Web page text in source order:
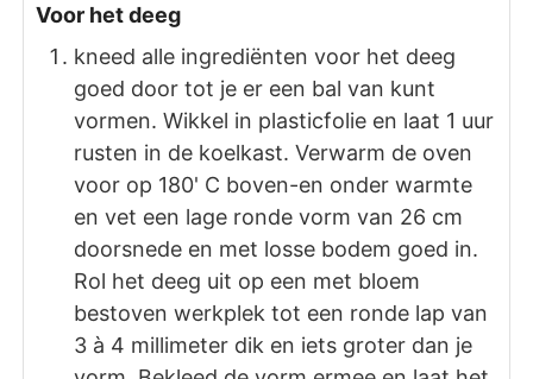
Voor het deeg
kneed alle ingrediënten voor het deeg
goed door tot je er een bal van kunt
vormen. Wikkel in plasticfolie en laat 1 uur
rusten in de koelkast. Verwarm de oven
voor op 180' C boven-en onder warmte
en vet een lage ronde vorm van 26 cm
doorsnede en met losse bodem goed in.
Rol het deeg uit op een met bloem
bestoven werkplek tot een ronde lap van
3 à 4 millimeter dik en iets groter dan je